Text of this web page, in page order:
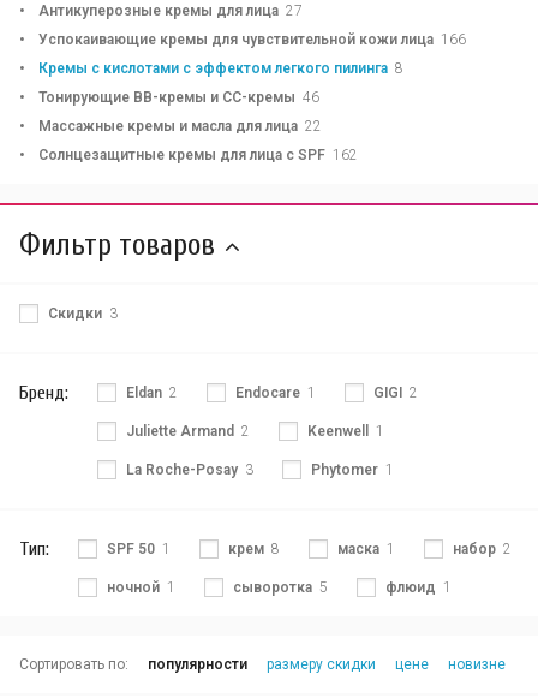
Антикуперозные кремы для лица 27
Успокаивающие кремы для чувствительной кожи лица 166
Кремы с кислотами с эффектом легкого пилинга 8
Тонирующие BB-кремы и CC-кремы 46
Массажные кремы и масла для лица 22
Солнцезащитные кремы для лица с SPF 162
Фильтр товаров
Скидки 3
Бренд: Eldan 2 Endocare 1 GIGI 2
Juliette Armand 2 Keenwell 1
La Roche-Posay 3 Phytomer 1
Тип: SPF 50 1 крем 8 маска 1 набор 2
ночной 1 сыворотка 5 флюид 1
Сортировать по: популярности размеру скидки цене новизне